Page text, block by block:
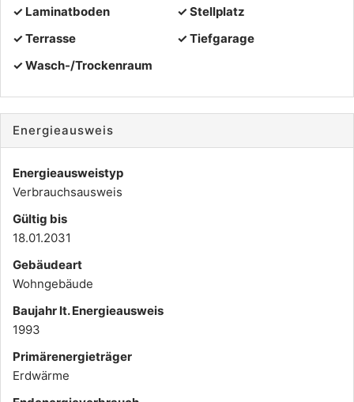
✓ Laminatboden
✓ Stellplatz
✓ Terrasse
✓ Tiefgarage
✓ Wasch-/Trockenraum
Energieausweis
Energieausweistyp
Verbrauchs­ausweis
Gültig bis
18.01.2031
Gebäudeart
Wohngebäude
Baujahr lt. Energieausweis
1993
Primärenergieträger
Erdwärme